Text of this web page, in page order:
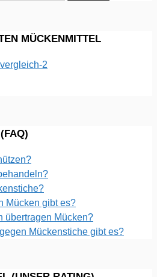
MÜCKENMITTEL
Mücken gibt es?
übertragen Mücken?
Mückenstiche gibt es?